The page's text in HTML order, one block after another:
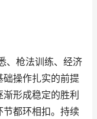
、枪法训练、经济
操作扎实的前提
形成稳定的胜利
都环相扣。持续